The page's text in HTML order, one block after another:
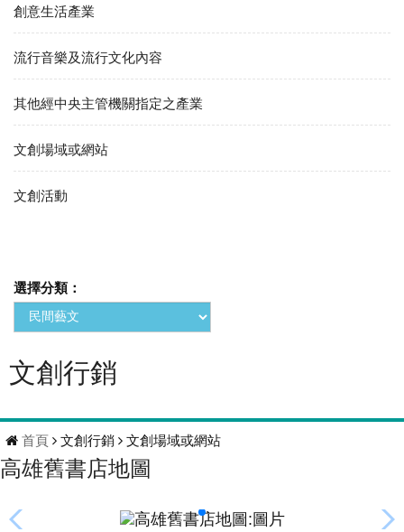
創意生活產業
流行音樂及流行文化內容
其他經中央主管機關指定之產業
文創場域或網站
文創活動
選擇分類：
文創行銷
首頁 文創行銷 文創場域或網站
高雄舊書店地圖